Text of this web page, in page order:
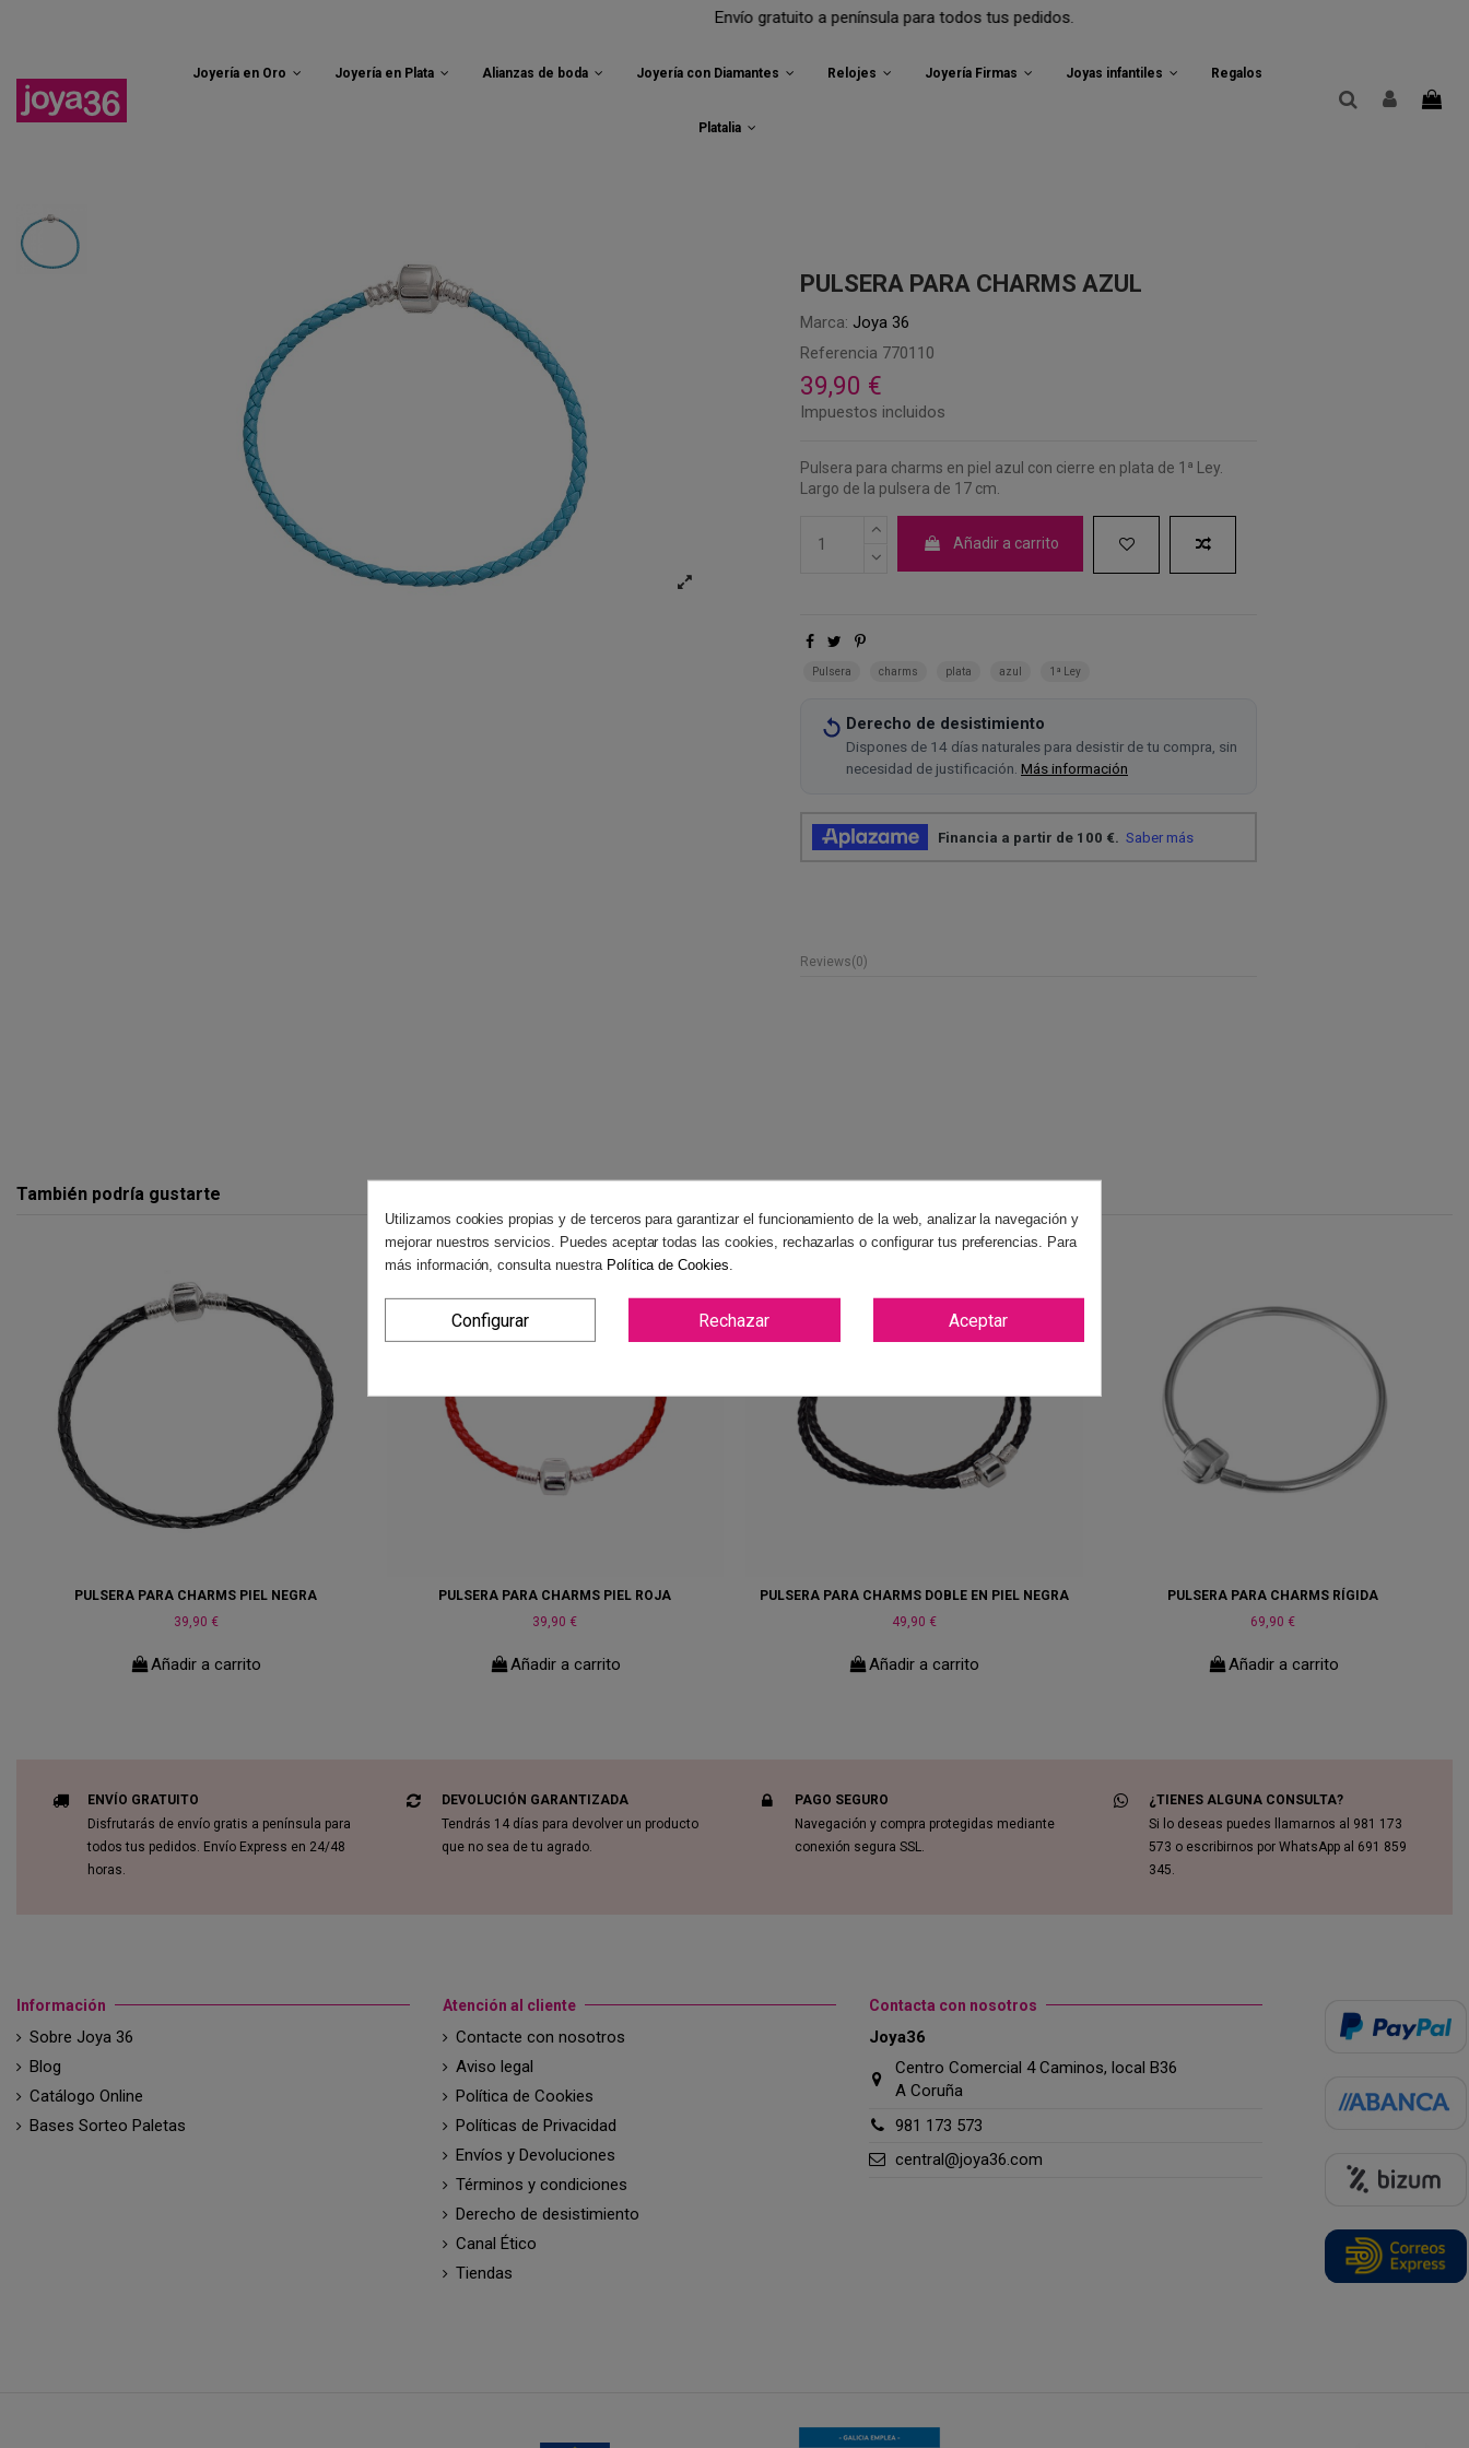
Envío gratuito a península para todos tus pedidos.
Joyería en Oro Joyería en Plata Alianzas de boda Joyería con Diamantes Relojes Joyería Firmas Joyas infantiles Regalos
Platalia
PULSERA PARA CHARMS AZUL
Marca: Joya 36
Referencia 770110
39,90 €
Impuestos incluidos
Pulsera para charms en piel azul con cierre en plata de 1ª Ley.
Largo de la pulsera de 17 cm.
Añadir a carrito
Pulsera charms plata azul 1ª Ley
Derecho de desistimiento
Dispones de 14 días naturales para desistir de tu compra, sin
necesidad de justificación. Más información
Reviews(0)
También podría gustarte
PULSERA PARA CHARMS PIEL NEGRA
39,90 €
Añadir a carrito
PULSERA PARA CHARMS PIEL ROJA
39,90 €
Añadir a carrito
PULSERA PARA CHARMS DOBLE EN PIEL NEGRA
49,90 €
Añadir a carrito
PULSERA PARA CHARMS RÍGIDA
69,90 €
Añadir a carrito
ENVÍO GRATUITO
Disfrutarás de envío gratis a península para
todos tus pedidos. Envío Express en 24/48
horas.
DEVOLUCIÓN GARANTIZADA
Tendrás 14 días para devolver un producto
que no sea de tu agrado.
PAGO SEGURO
Navegación y compra protegidas mediante
conexión segura SSL.
¿TIENES ALGUNA CONSULTA?
Si lo deseas puedes llamarnos al 981 173
573 o escribirnos por WhatsApp al 691 859
345.
Información
Sobre Joya 36
Blog
Catálogo Online
Bases Sorteo Paletas
Atención al cliente
Contacte con nosotros
Aviso legal
Política de Cookies
Políticas de Privacidad
Envíos y Devoluciones
Términos y condiciones
Derecho de desistimiento
Canal Ético
Tiendas
Contacta con nosotros
Joya36
Centro Comercial 4 Caminos, local B36
A Coruña
981 173 573
central@joya36.com
Utilizamos cookies propias y de terceros para garantizar el funcionamiento de la web, analizar la navegación y
mejorar nuestros servicios. Puedes aceptar todas las cookies, rechazarlas o configurar tus preferencias. Para
más información, consulta nuestra Política de Cookies
Configurar Rechazar Aceptar